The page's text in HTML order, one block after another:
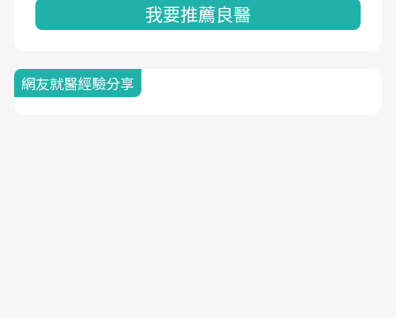
我要推薦良醫
網友就醫經驗分享